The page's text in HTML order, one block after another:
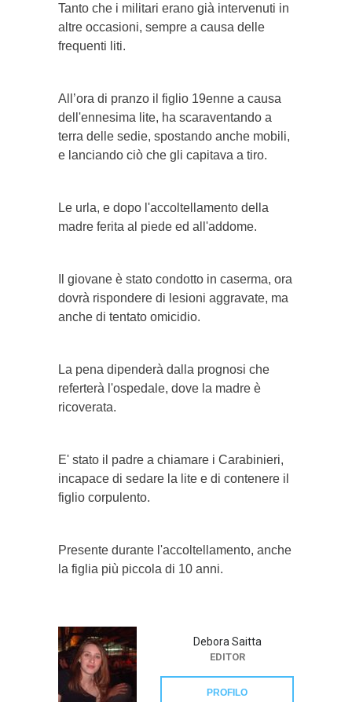
Tanto che i militari erano già intervenuti in
altre occasioni, sempre a causa delle
frequenti liti.
All’ora di pranzo il figlio 19enne a causa
dell'ennesima lite, ha scaraventando a
terra delle sedie, spostando anche mobili,
e lanciando ciò che gli capitava a tiro.
Le urla, e dopo l'accoltellamento della
madre ferita al piede ed all'addome.
Il giovane è stato condotto in caserma, ora
dovrà rispondere di lesioni aggravate, ma
anche di tentato omicidio.
La pena dipenderà dalla prognosi che
referterà l'ospedale, dove la madre è
ricoverata.
E' stato il padre a chiamare i Carabinieri,
incapace di sedare la lite e di contenere il
figlio corpulento.
Presente durante l'accoltellamento, anche
la figlia più piccola di 10 anni.
Debora Saitta
EDITOR
PROFILO